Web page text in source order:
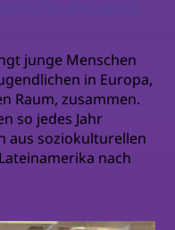
junge Menschen
in Europa,
Raum, zusammen.
so jedes Jahr
aus soziokulturellen
nach